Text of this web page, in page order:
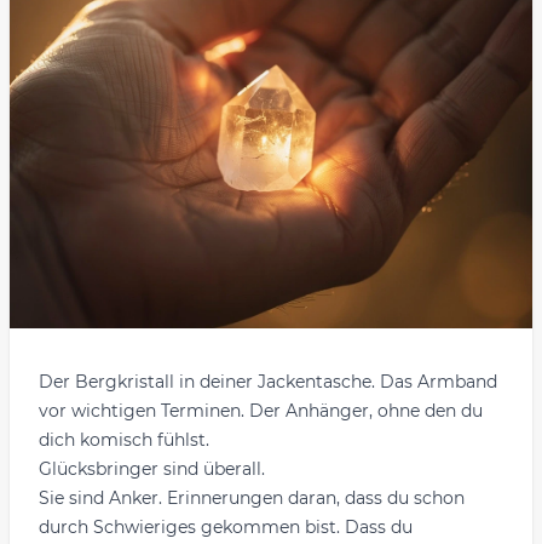
Der Bergkristall in deiner Jackentasche. Das Armband
vor wichtigen Terminen. Der Anhänger, ohne den du
dich komisch fühlst.
Glücksbringer sind überall.
Sie sind Anker. Erinnerungen daran, dass du schon
durch Schwieriges gekommen bist. Dass du